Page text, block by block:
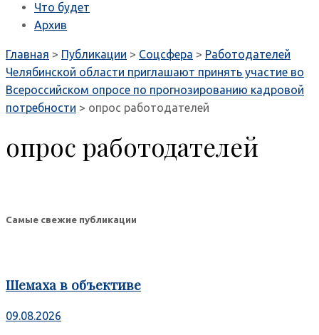
Что будет
Архив
Главная > Публикации > Соцсфера > Работодателей
Челябинской области приглашают принять участие во
Всероссийском опросе по прогнозированию кадровой
потребности > опрос работодателей
опрос работодателей
Самые свежие публикации
Шемаха в объективе
09.08.2026